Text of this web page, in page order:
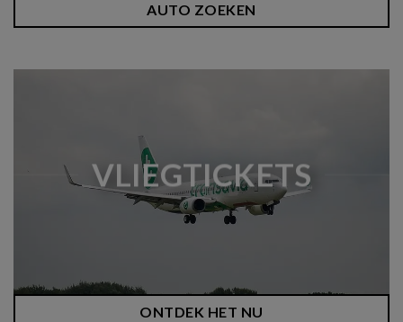
AUTO ZOEKEN
VLIEGTICKETS
ONTDEK HET NU